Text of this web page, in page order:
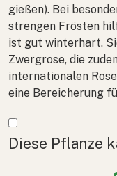
gießen). Bei
strengen Frösten
ist gut winterhart.
Zwergrose, die
internationalen
eine Bereicherung
Mehr anzeigen
Diese Pflanze